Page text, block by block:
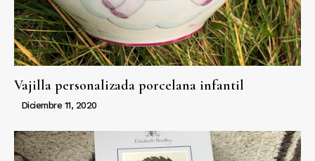
Vajilla personalizada porcelana infantil
Diciembre 11, 2020